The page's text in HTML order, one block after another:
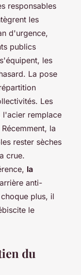
responsables
les
d'urgence,
publics
les
La pose
Les
l'acier remplace
la
rester sèches
crue.
la
anti-
plus, il
le
du